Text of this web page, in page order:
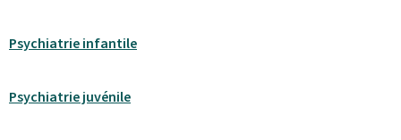
Psychiatrie infantile
Psychiatrie juvénile